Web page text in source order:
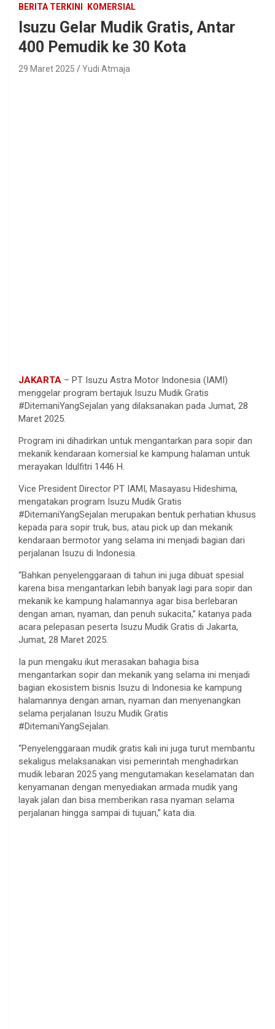
BERITA TERKINI KOMERSIAL
Isuzu Gelar Mudik Gratis, Antar
400 Pemudik ke 30 Kota
29 Maret 2025 Yudi Atmaja
JAKARTA – PT Isuzu Astra Motor Indonesia (IAMI)
menggelar program bertajuk Isuzu Mudik Gratis
#DitemaniYangSejalan yang dilaksanakan pada Jumat, 28
Maret 2025.
Program ini dihadirkan untuk mengantarkan para sopir dan
mekanik kendaraan komersial ke kampung halaman untuk
merayakan Idulfitri 1446 H.
Vice President Director PT IAMI, Masayasu Hideshima,
mengatakan program Isuzu Mudik Gratis
#DitemaniYangSejalan merupakan bentuk perhatian khusus
kepada para sopir truk, bus, atau pick up dan mekanik
kendaraan bermotor yang selama ini menjadi bagian dari
perjalanan Isuzu di Indonesia.
“Bahkan penyelenggaraan di tahun ini juga dibuat spesial
karena bisa mengantarkan lebih banyak lagi para sopir dan
mekanik ke kampung halamannya agar bisa berlebaran
dengan aman, nyaman, dan penuh sukacita,” katanya pada
acara pelepasan peserta Isuzu Mudik Gratis di Jakarta,
Jumat, 28 Maret 2025.
Ia pun mengaku ikut merasakan bahagia bisa
mengantarkan sopir dan mekanik yang selama ini menjadi
bagian ekosistem bisnis Isuzu di Indonesia ke kampung
halamannya dengan aman, nyaman dan menyenangkan
selama perjalanan Isuzu Mudik Gratis
#DitemaniYangSejalan.
“Penyelenggaraan mudik gratis kali ini juga turut membantu
sekaligus melaksanakan visi pemerintah menghadirkan
mudik lebaran 2025 yang mengutamakan keselamatan dan
kenyamanan dengan menyediakan armada mudik yang
layak jalan dan bisa memberikan rasa nyaman selama
perjalanan hingga sampai di tujuan,” kata dia.